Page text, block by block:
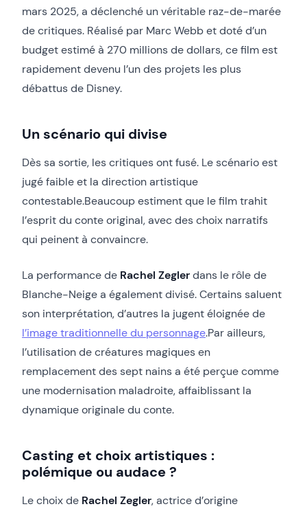
mars 2025, a déclenché un véritable raz-de-marée
de critiques. Réalisé par Marc Webb et doté d’un
budget estimé à 270 millions de dollars, ce film est
rapidement devenu l’un des projets les plus
débattus de Disney.
Un scénario qui divise
Dès sa sortie, les critiques ont fusé. Le scénario est
jugé faible et la direction artistique
contestable.Beaucoup estiment que le film trahit
l’esprit du conte original, avec des choix narratifs
qui peinent à convaincre.
La performance de Rachel Zeglerdans le rôle de
Blanche-Neige a également divisé. Certains saluent
son interprétation, d’autres la jugent éloignée de
l’image traditionnelle du personnage.Par ailleurs,
l’utilisation de créatures magiques en
remplacement des sept nains a été perçue comme
une modernisation maladroite, affaiblissant la
dynamique originale du conte.
Casting et choix artistiques :
polémique ou audace ?
Le choix de Rachel Zegler, actrice d’origine